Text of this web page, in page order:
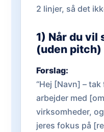
2 linjer, så det
1) Når du vil
(uden pitch)
Forslag:
“Hej [Navn] –
arbejder med
virksomheder,
jeres fokus på